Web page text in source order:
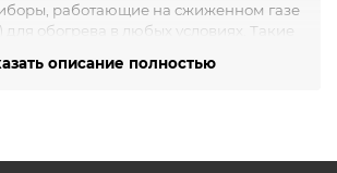
работающие на сжиженном газе
для обогрева в любых условиях. Такие
мест, где нет доступа к
описание полностью